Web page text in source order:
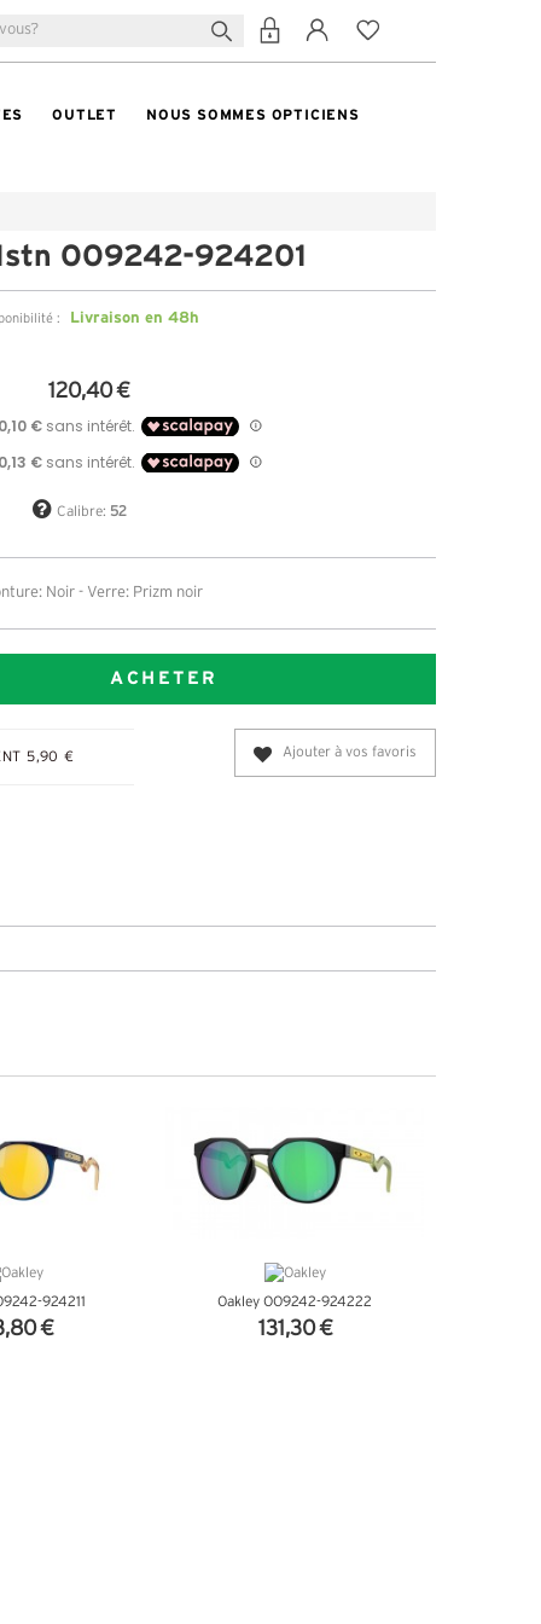
OUTLET NOUS SOMMES OPTICIENS
OO9242-924201
: Livraison en 48h
120,40 €
Calibre: 52
Noir - Verre: Prizm noir
ACHETER
5,90 € Ajouter à vos favoris
924211
€
Oakley OO9242-924222
131,30 €